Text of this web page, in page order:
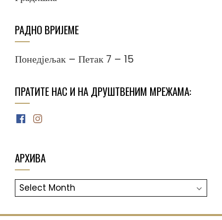
РАДНО ВРИЈЕМЕ
Понедјељак – Петак 7 – 15
ПРАТИТЕ НАС И НА ДРУШТВЕНИМ МРЕЖАМА:
Facebook
Instagram
АРХИВА
АРХИВА